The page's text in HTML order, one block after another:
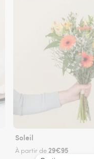
Soleil
À partir de 29€95